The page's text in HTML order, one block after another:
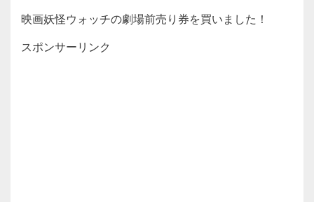
映画妖怪ウォッチの劇場前売り券を買いました！
スポンサーリンク